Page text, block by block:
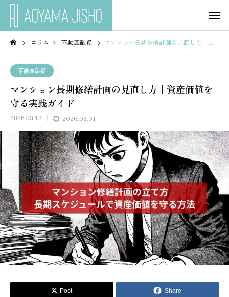
コラム 不動産融資 マンション長期修繕計画の見直し方｜資産価値を守る実践ガイド
不動産融資
マンション長期修繕計画の見直し方｜資産価値を
守る実践ガイド
2026.03.18 2026.08.01
Post Share